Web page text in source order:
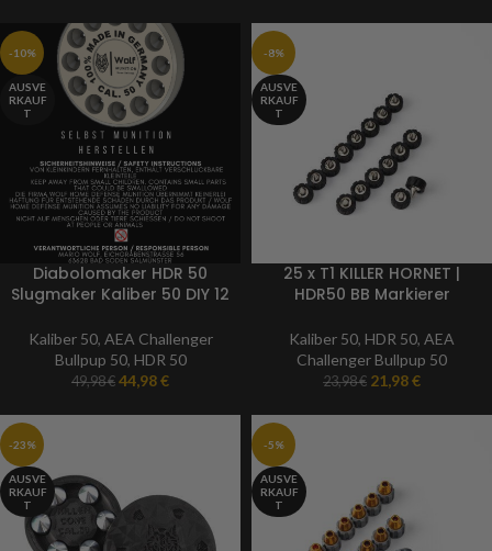
-10%
AUSVE
RKAUF
T
Diabolomaker HDR 50
Slugmaker Kaliber 50 DIY 12
Kaliber 50, AEA Challenger
Bullpup 50, HDR 50
49,98€ 44,98€
-8%
AUSVE
RKAUF
T
25 x T1 KILLER HORNET |
HDR50 BB Markierer
Kaliber 50, HDR 50, AEA
Challenger Bullpup 50
23,98€ 21,98€
-23%
AUSVE
RKAUF
T
-5%
AUSVE
RKAUF
T